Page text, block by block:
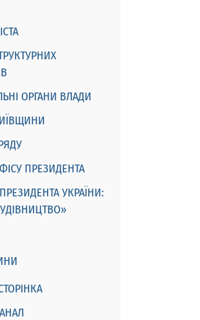
ОРГАНИ ВЛАДИ
ПРЕЗИДЕНТА
УКРАЇНИ: